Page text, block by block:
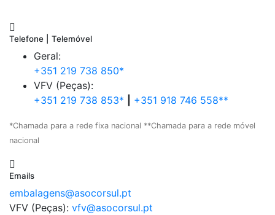
Telefone | Telemóvel
Geral:
+351 219 738 850*
VFV (Peças):
+351 219 738 853*
+351 918 746 558**
*Chamada para a rede fixa nacional **Chamada para a rede móvel
nacional
Emails
embalagens@asocorsul.pt
VFV (Peças): vfv@asocorsul.pt